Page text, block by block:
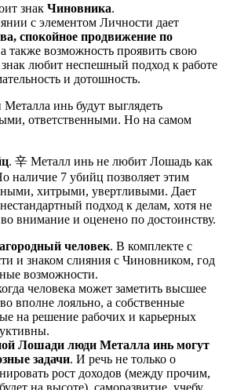
знак Чиновника.
с элементом Личности дает
спокойное продвижение по
также возможность проявить свою
любит неспешный подход к работе
и дотошность.
инь будут выглядеть
ответственными. Но на самом
. 辛 Металл инь не любит Лошадь как
наличие 7 убийц позволяет этим
хитрыми, увертливыми. Дает
подход к делам, хотя не
внимание и оценено по достоинству.
человек. В комплекте с
и знаком слияния с Чиновником, год
возможности.
человека может заметить высшее
вполне лояльно, а собственные
на решение рабочих и карьерных
Лошади люди Металла инь могут
задачи. И речь не только о
рост доходов (между прочим,
на высоте), саморазвитие, учебу.